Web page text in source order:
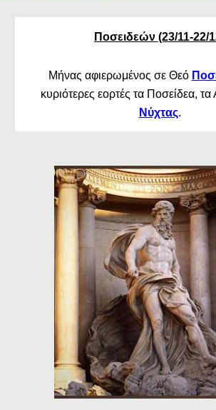
Ποσειδεών (23/11-22/
Μήνας αφιερωμένος σε Θεό
κυριότερες εορτές τα Ποσείδεα,
Νύχτας.